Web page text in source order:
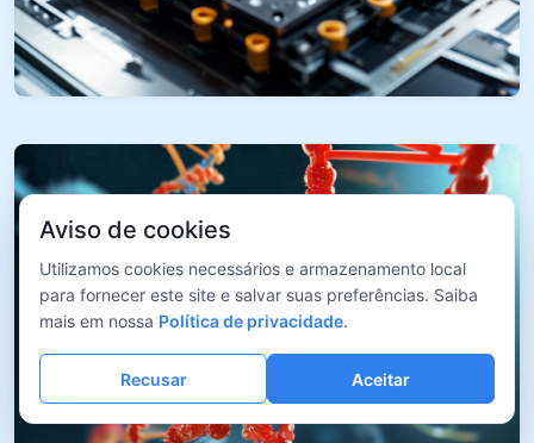
Aviso de cookies
Utilizamos cookies necessários e armazenamento local
para fornecer este site e salvar suas preferências. Saiba
mais em nossa Política de privacidade.
Recusar Aceitar